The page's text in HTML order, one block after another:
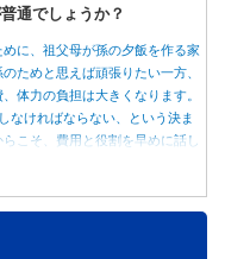
通でしょうか？
に、祖父母が孫の夕飯を作る家
ためと思えば頑張りたい一方、
体力の負担は大きくなります。
なければならない、という決ま
こそ、費用と役割を早めに話し